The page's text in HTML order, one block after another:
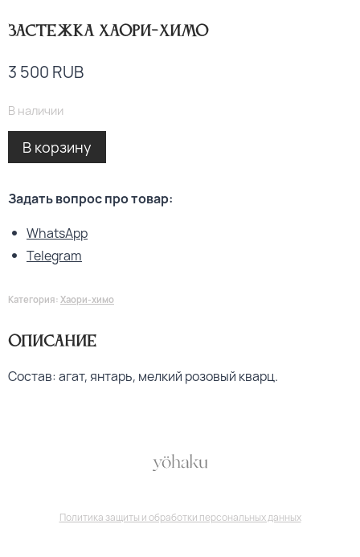
Застежка хаори-химо
3 500 RUB
В наличии
В корзину
Задать вопрос про товар:
WhatsApp
Telegram
Категория: Хаори-химо
Описание
Состав: агат, янтарь, мелкий розовый кварц.
Политика защиты и обработки персональных данных